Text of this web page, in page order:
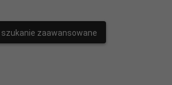
szukanie zaawansowane